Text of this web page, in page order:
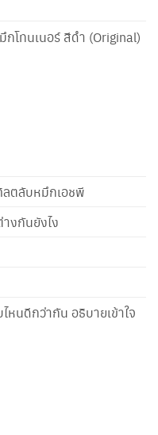
โทนเนอร์ สีดำ (Original)
ลตลับหมึกเอชพี
งกันยังไง
หนดีกว่ากัน อธิบายเข้าใจ